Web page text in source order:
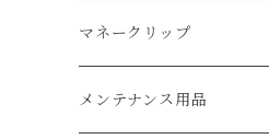
ガルーシャ（エイ）
牛革
マネークリップ
メンテナンス用品